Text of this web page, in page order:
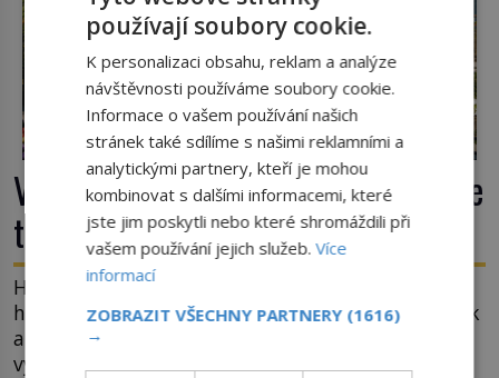
Veselý hřbitov v Rumunsku: Proč zde
třou pohřební plačky bídu s nouzí?
Hřbitov jako jeviště pro mystérium smrti. Mezi
hrobovými místy půda promáčená slzami, smutek
a vědomí konečnosti lidské existence. Jsou ale
výjimky, kde pohřební plačky smutně žmoulají
používají soubory cookie.
K personalizaci obsahu, reklam a analýze
návštěvnosti používáme soubory cookie.
Informace o vašem používání našich
stránek také sdílíme s našimi reklamními a
analytickými partnery, kteří je mohou
kombinovat s dalšími informacemi, které
jste jim poskytli nebo které shromáždili při
vašem používání jejich služeb.Více
informací
ZOBRAZIT VŠECHNY PARTNERY (1616)
→